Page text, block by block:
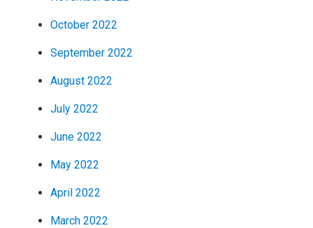
October 2022
September 2022
August 2022
July 2022
June 2022
May 2022
April 2022
March 2022